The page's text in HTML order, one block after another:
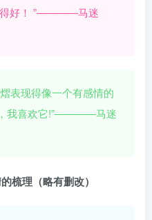
得好！ ”————马迷
表现得像一个有感情的
我喜欢它!”————马迷
梳理（略有删改）